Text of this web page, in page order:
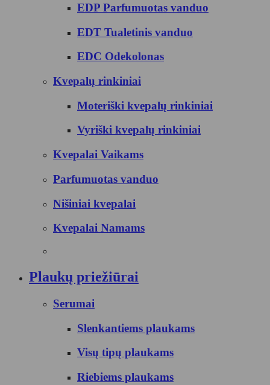
EDP Parfumuotas vanduo
EDT Tualetinis vanduo
EDC Odekolonas
Kvepalų rinkiniai
Moteriški kvepalų rinkiniai
Vyriški kvepalų rinkiniai
Kvepalai Vaikams
Parfumuotas vanduo
Nišiniai kvepalai
Kvepalai Namams
Plaukų priežiūrai
Serumai
Slenkantiems plaukams
Visų tipų plaukams
Riebiems plaukams